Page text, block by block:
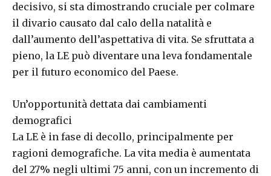
decisivo, si sta dimostrando cruciale per colmare
il divario causato dal calo della natalità e
dall’aumento dell’aspettativa di vita. Se sfruttata a
pieno, la LE può diventare una leva fondamentale
per il futuro economico del Paese.
Un’opportunità dettata dai cambiamenti
demografici
La LE è in fase di decollo, principalmente per
ragioni demografiche. La vita media è aumentata
del 27% negli ultimi 75 anni, con un incremento di